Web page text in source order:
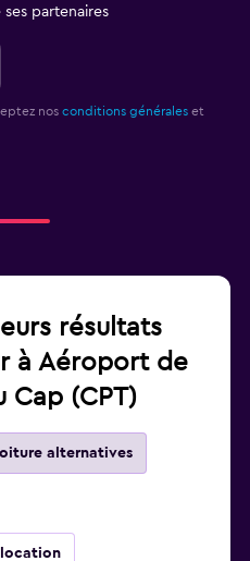
partenaires
nos conditions générales et
résultats
à Aéroport de
Cap (CPT)
alternatives